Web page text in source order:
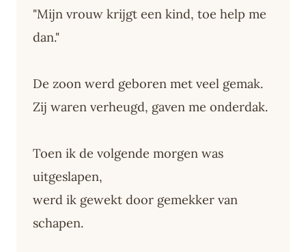
"Mijn vrouw krijgt een kind, toe help me
dan."
De zoon werd geboren met veel gemak.
Zij waren verheugd, gaven me onderdak.
Toen ik de volgende morgen was
uitgeslapen,
werd ik gewekt door gemekker van
schapen.